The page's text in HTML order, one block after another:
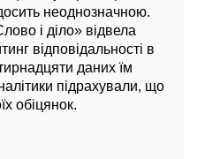
неоднозначною.
і діло» відвела
відповідальності в
даних їм
підрахували, що
обіцянок.